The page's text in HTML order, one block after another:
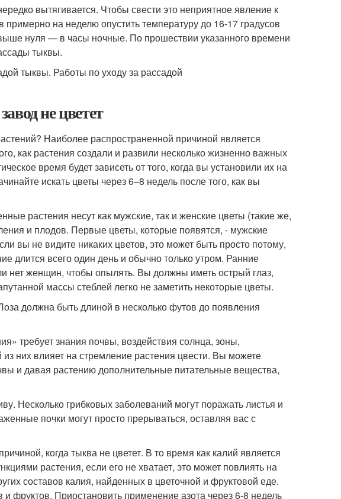
вытягивается. Чтобы свести это неприятное явление к
на неделю опустить температуру до 16-17 градусов
нуля — в часы ночные. По прошествии указанного времени
тыквы.
не цветет
Наиболее распространенной причиной является
как растения создали и развили несколько жизненно важных
время будет зависеть от того, когда вы установили их на
искать цветы через 6–8 недель после того, как вы
растения несут как мужские, так и женские цветы (такие же,
и плодов. Первые цветы, которые появятся, - мужские
вы не видите никаких цветов, это может быть просто потому,
длится всего один день и обычно только утром. Ранние
нет женщин, чтобы опылять. Вы должны иметь острый глаз,
массы стеблей легко не заметить некоторые цветы.
должна быть длиной в несколько футов до появления
требует знания почвы, воздействия солнца, зоны,
них влияет на стремление растения цвести. Вы можете
и давая растению дополнительные питательные вещества,
Несколько грибковых заболеваний могут поражать листья и
почки могут просто прерываться, оставляя вас с
когда тыква не цветет. В то время как калий является
растения, если его не хватает, это может повлиять на
составов калия, найденных в цветочной и фруктовой еде.
фруктов. Приостановить применение азота через 6-8 недель